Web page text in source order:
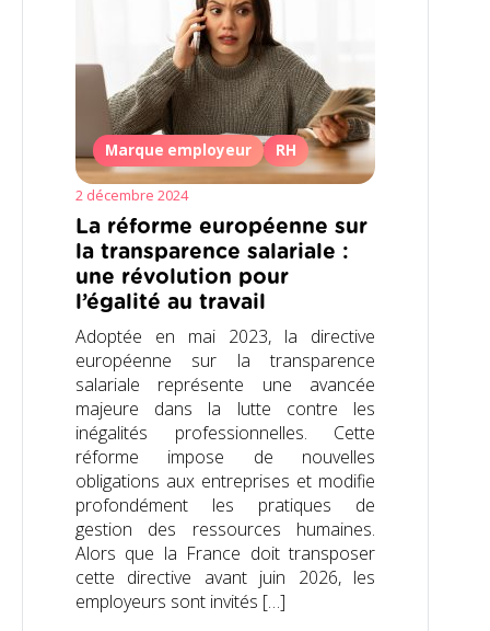
Marque employeur RH
2 décembre 2024
La réforme européenne sur
la transparence salariale :
une révolution pour
l’égalité au travail
Adoptée en mai 2023, la directive
européenne sur la transparence
salariale représente une avancée
majeure dans la lutte contre les
inégalités professionnelles. Cette
réforme impose de nouvelles
obligations aux entreprises et modifie
profondément les pratiques de
gestion des ressources humaines.
Alors que la France doit transposer
cette directive avant juin 2026, les
employeurs sont invités […]